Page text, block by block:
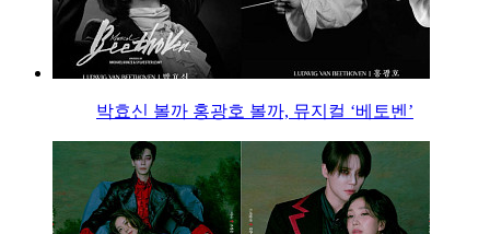
박효신 볼까 홍광호 볼까, 뮤지컬 ‘베토벤’